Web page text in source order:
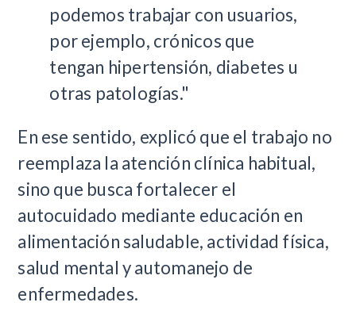
podemos trabajar con usuarios,
por ejemplo, crónicos que
tengan hipertensión, diabetes u
otras patologías."
En ese sentido, explicó que el trabajo no
reemplaza la atención clínica habitual,
sino que busca fortalecer el
autocuidado mediante educación en
alimentación saludable, actividad física,
salud mental y automanejo de
enfermedades.